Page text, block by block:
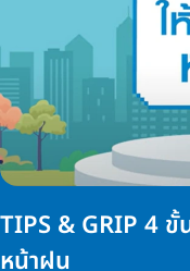
TIPS & GRIP 4
หน้าฝน